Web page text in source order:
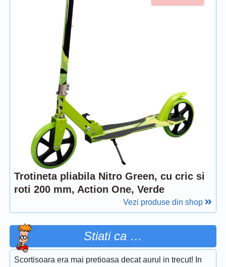
Trotineta pliabila Nitro Green, cu cric si
roti 200 mm, Action One, Verde
Vezi produse din shop
Stiati ca …
Scortisoara era mai pretioasa decat aurul in trecut! In